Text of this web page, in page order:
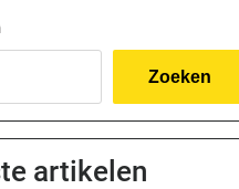
Zoeken
artikelen